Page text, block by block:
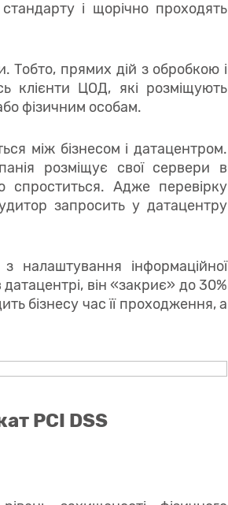
і щорічно проходять
Тобто, прямих дій з обробкою і
клієнти ЦОД, які розміщують
фізичним особам.
між бізнесом і датацентром.
розміщує свої сервери в
спроститься. Адже перевірку
запросить у датацентру
інформаційної
датацентрі, він «закриє» до 30%
бізнесу час її проходження, а
PCI DSS